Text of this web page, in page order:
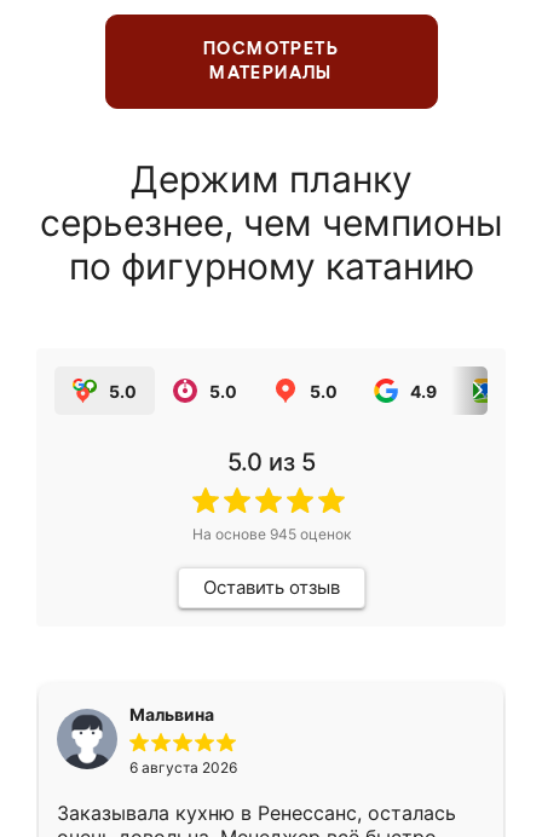
ПОСМОТРЕТЬ
МАТЕРИАЛЫ
Держим планку
серьезнее, чем чемпионы
по фигурному катанию
5.0 5.0 5.0 4.9
5.0 из 5
На основе 945оценок
Оставить отзыв
Мальвина
6 августа 2026
Заказывала кухню в Ренессанс, осталась